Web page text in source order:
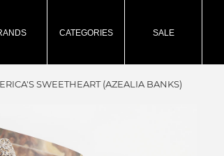
CATEGORIES SALE
SWEETHEART (AZEALIA BANKS)